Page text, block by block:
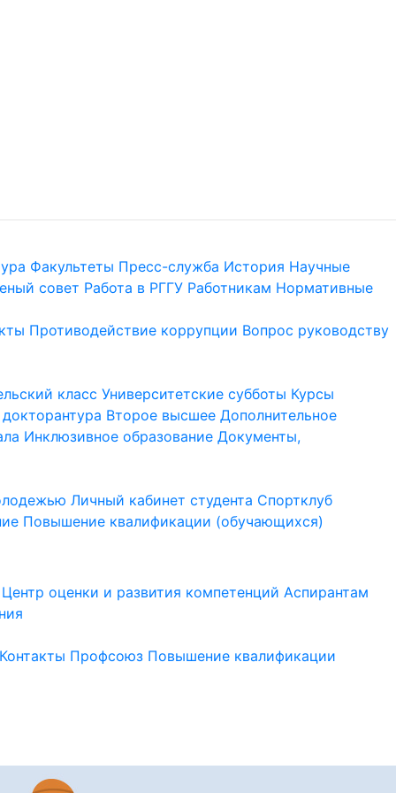
Факультеты Пресс-служба История Научные
совет Работа в РГГУ Работникам Нормативные
Противодействие коррупции Вопрос руководству
класс Университетские субботы Курсы
Второе высшее Дополнительное
Инклюзивное образование Документы,
Личный кабинет студента Спортклуб
Повышение квалификации (обучающихся)
Центр оценки и развития компетенций Аспирантам
Контакты Профсоюз Повышение квалификации